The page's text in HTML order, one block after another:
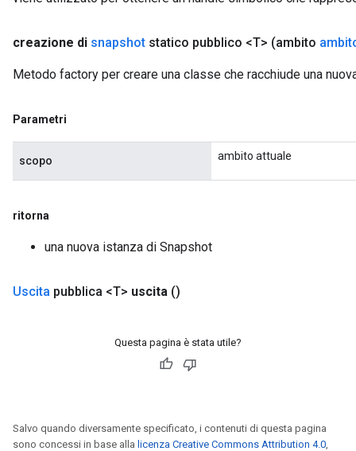
creazione di snapshot statico pubblico <T> (ambito
Metodo factory per creare una classe che racchiude una
Parametri
scopo ambito attuale
ritorna
una nuova istanza di Snapshot
Uscita pubblica <T> uscita ()
Questa pagina è stata utile?
Salvo quando diversamente specificato, i contenuti di questa pagina
sono concessi in base alla licenza Creative Commons Attribution 4.0,